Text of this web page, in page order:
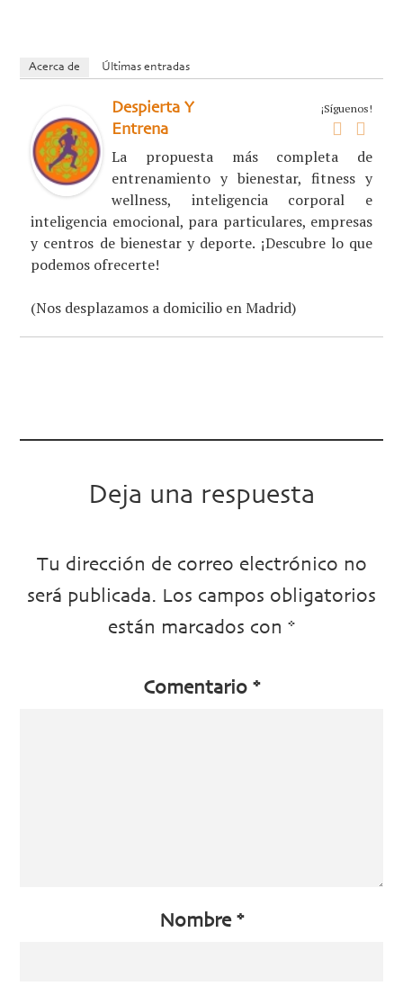
Acerca de Últimas entradas
¡Síguenos!
Despierta Y
Entrena
La propuesta más completa de
entrenamiento y bienestar, fitness y
wellness, inteligencia corporal e
inteligencia emocional, para particulares, empresas
y centros de bienestar y deporte. ¡Descubre lo que
podemos ofrecerte!
(Nos desplazamos a domicilio en Madrid)
Deja una respuesta
Tu dirección de correo electrónico no
será publicada. Los campos obligatorios
están marcados con *
Comentario *
Nombre *